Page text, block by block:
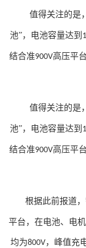
值得关注的是
池”，电池容量达到
结合准900V高压平
值得关注的是
池”，电池容量达到
结合准900V高压平
根据此前报道
平台，在电池、电
均为800V，峰值充